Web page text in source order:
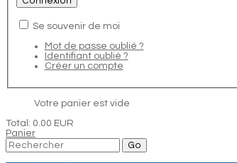
Se souvenir de moi
Mot de passe oublié ?
Identifiant oublié ?
Créer un compte
Votre panier est vide
Total: 0.00 EUR
Panier